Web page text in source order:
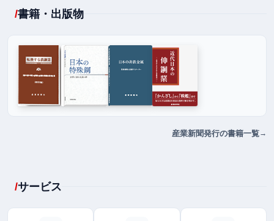
書籍・出版物
産業新聞発行の書籍一覧
サービス